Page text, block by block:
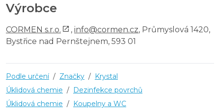
Výrobce
CORMEN s.r.o. , info@cormen.cz, Průmyslová 1420,
Bystřice nad Pernštejnem, 593 01
Podle určení / Značky / Krystal
Úklidová chemie / Dezinfekce povrchů
Úklidová chemie / Koupelny a WC